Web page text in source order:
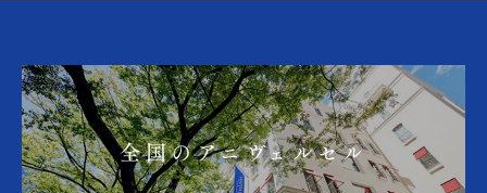
全国のアニヴェルセル